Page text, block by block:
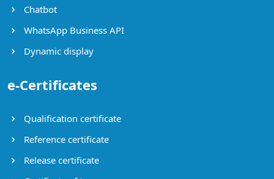
Chatbot
WhatsApp Business API
Dynamic display
e-Certificates
Qualification certificate
Reference certificate
Release certificate